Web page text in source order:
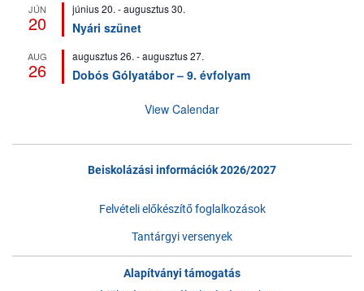
JÚN
20
június 20. -augusztus 30.
Nyári szünet
AUG
26
augusztus 26. -augusztus 27.
Dobós Gólyatábor – 9. évfolyam
View Calendar
Beiskolázási információk 2026/2027
Felvételi előkészítő foglalkozások
Tantárgyi versenyek
Alapítványi támogatás